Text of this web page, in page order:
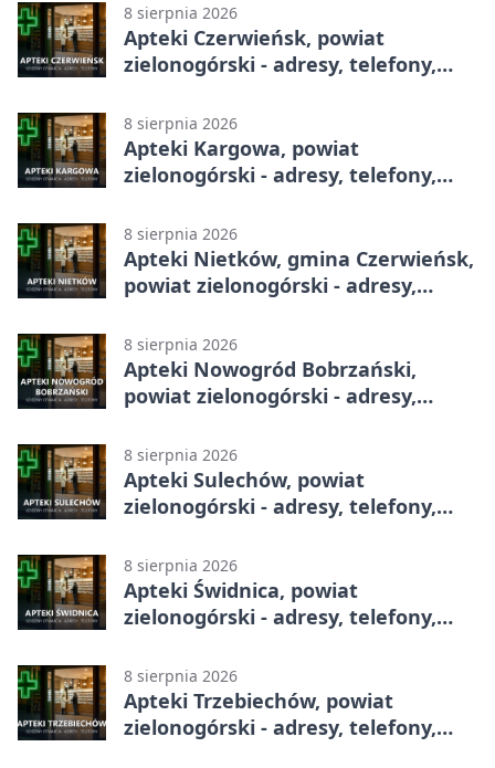
8 sierpnia 2026
Apteki Czerwieńsk, powiat
zielonogórski - adresy, telefony,
8 sierpnia 2026
Apteki Kargowa, powiat
zielonogórski - adresy, telefony,
8 sierpnia 2026
Apteki Nietków, gmina Czerwieńsk,
powiat zielonogórski - adresy,
8 sierpnia 2026
Apteki Nowogród Bobrzański,
powiat zielonogórski - adresy,
8 sierpnia 2026
Apteki Sulechów, powiat
zielonogórski - adresy, telefony,
8 sierpnia 2026
Apteki Świdnica, powiat
zielonogórski - adresy, telefony,
8 sierpnia 2026
Apteki Trzebiechów, powiat
zielonogórski - adresy, telefony,